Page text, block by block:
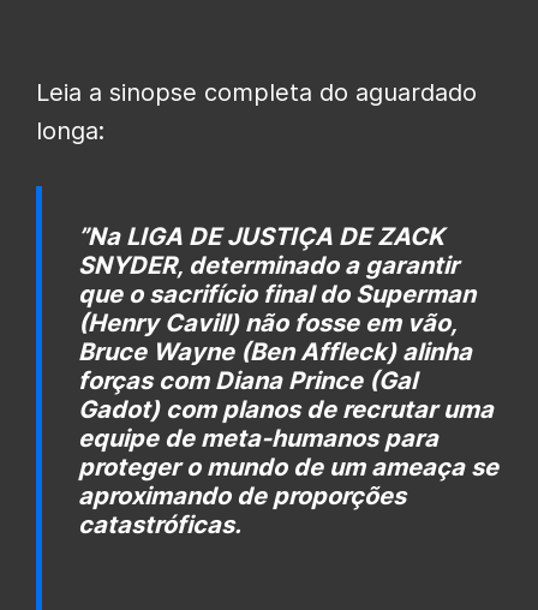
Leia a sinopse completa do aguardado
longa:
”Na LIGA DE JUSTIÇA DE ZACK
SNYDER, determinado a garantir
que o sacrifício final do Superman
(Henry Cavill) não fosse em vão,
Bruce Wayne (Ben Affleck) alinha
forças com Diana Prince (Gal
Gadot) com planos de recrutar uma
equipe de meta-humanos para
proteger o mundo de um ameaça se
aproximando de proporções
catastróficas.